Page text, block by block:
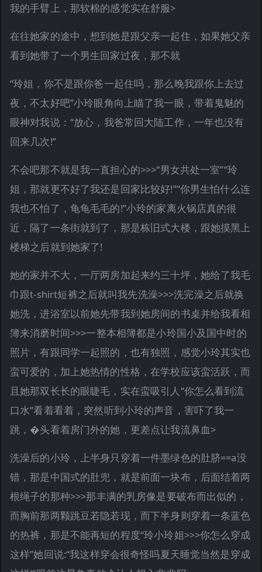
我的手臂上，那软棉的感觉实在舒服>
在往她家的途中，想到她是跟父亲一起住，如果她父亲
看到她带了一个男生回家过夜，那不就
“玲姐，你不是跟你爸一起住吗，那么晚我跟你上去过
夜，不太好吧”小玲眼角向上瞄了我一眼，带着鬼魅的
眼神对我说：“放心，我爸常回大陆工作，一年也没有
回来几次!”
不会吧那不就是我一直担心的>>>“男女共处一室”“玲
姐，那就更不好了我还是回家比较好!”“你男生怕什么连
我也不怕了，龟龟毛毛的!”小玲的家离火锅店真的很
近，隔了一条街就到了，那是栋旧式大楼，跟她摸黑上
楼梯之后就到她家了!
她的家并不大，一厅两房加起来约三十坪，她给了我毛
巾跟t-shirt短裤之后就叫我先洗澡>>>洗完澡之后就换
她洗，进浴室以前她先带我到她房间的书桌并给我看相
簿来消磨时间>>>一整本相簿都是小玲国小及国中时的
照片，有跟同学一起照的，也有独照，感觉小玲其实也
蛮可爱的，加上她热情的性格，在学校应该蛮活跃，而
且她那双长长的眼睫毛，实在蛮吸引人“你怎么看到流
口水”看着看着，突然听到小玲的声音，害吓了我一
跳，�头看着房门外的她，更差点让我流鼻血>
洗澡后的小玲，上半身只穿着一件墨绿色的肚脐==a没
错，那是中国式的肚兜，就是前面一块布，后面结着两
根绳子的那种>>>那丰满的乳房像是要破布而出似的，
而胸前那两颗跳豆若隐若现，而下半身则穿着一条蓝色
的热裤，那是不能再短的程度“玲小玲姐>>>你怎么穿成
这样”她回说:“我这样穿会很奇怪吗夏天睡觉当然是穿成